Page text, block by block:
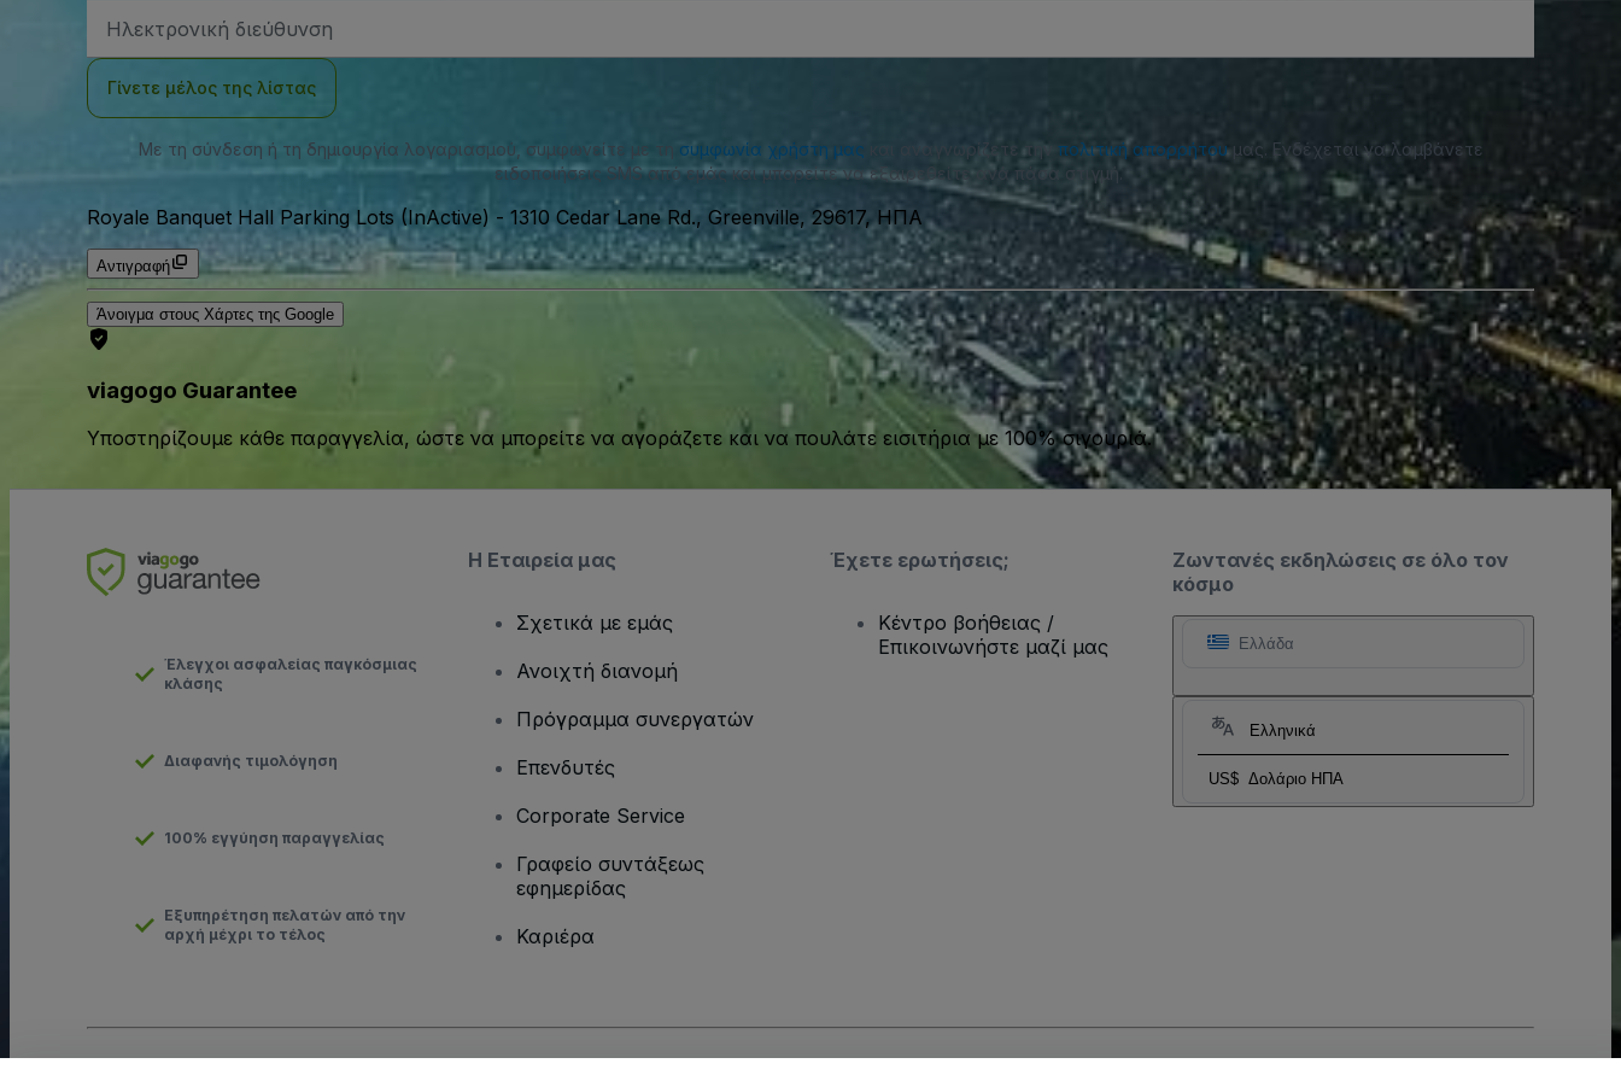
Email
Γίνετε μέλος της λίστας
Με τη σύνδεση ή τη δημιουργία λογαριασμού, συμφωνείτε με τη συμφωνία χρήστη μας και αναγνωρίζετε την πολιτική απορρήτουμας. Ενδέχεται να λαμβάνετε
ειδοποιήσεις SMS από εμάς και μπορείτε να εξαιρεθείτε ανά πάσα στιγμή.
Royale Banquet Hall Parking Lots (InActive) - 1310 Cedar Lane Rd., Greenville, 29617, ΗΠΑ
Αντιγραφή
Άνοιγμα στους Χάρτες της Google
viagogo Guarantee
Υποστηρίζουμε κάθε παραγγελία, ώστε να μπορείτε να αγοράζετε και να πουλάτε εισιτήρια με 100% σιγουριά.
Ζωντανές εκδηλώσεις σε όλο τον
κόσμο
Ελλάδα
Ελληνικά
US$ Δολάριο ΗΠΑ
Έλεγχοι ασφαλείας παγκόσμιας
κλάσης
Διαφανής τιμολόγηση
100% εγγύηση παραγγελίας
Εξυπηρέτηση πελατών από την
αρχή μέχρι το τέλος
Η Εταιρεία μας
Σχετικά με εμάς
Ανοιχτή διανομή
Πρόγραμμα συνεργατών
Επενδυτές
Corporate Service
Γραφείο συντάξεως
εφημερίδας
Καριέρα
Έχετε ερωτήσεις;
Κέντρο βοήθειας /
Επικοινωνήστε μαζί μας